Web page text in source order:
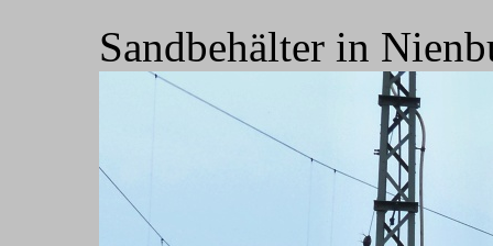
Sandbehälter in